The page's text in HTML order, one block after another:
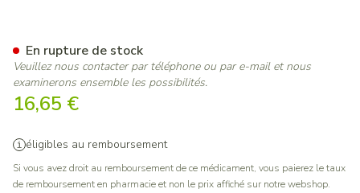
16,65 €
éligibles au remboursement
Si vous avez droit au remboursement de ce médicament, vous paierez le taux
de remboursement en pharmacie et non le prix affiché sur notre webshop.
En rupture de stock
Veuillez nous contacter par téléphone ou par e-mail et nous
examinerons ensemble les possibilités.